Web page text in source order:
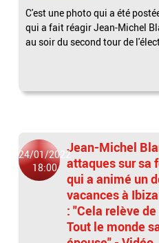
C'est une photo qui a été
qui a fait réagir Jean-Michel
au soir du second tour de
24/01/2022
18:00
Jean-Michel
attaques sur sa
qui a animé un
vacances à
: "Cela relève
Tout le monde